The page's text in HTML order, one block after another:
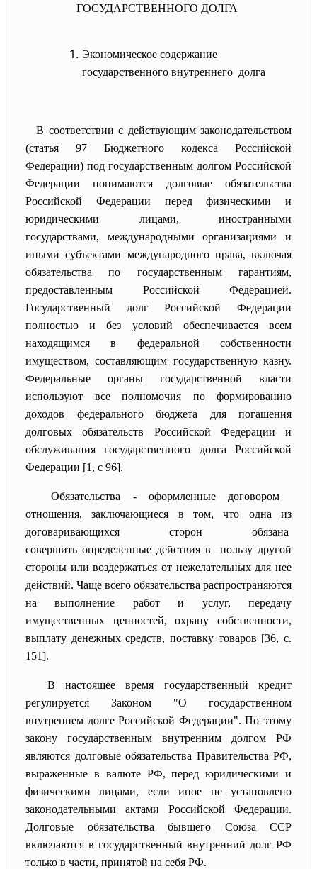
ГОСУДАРСТВЕННОГО ДОЛГА
Экономическое содержание
государственного внутреннего долга
В соответствии с действующим законодательством
(статья 97 Бюджетного кодекса Российской
Федерации) под государственным долгом Российской
Федерации понимаются долговые обязательства
Российской Федерации перед физическими и
юридическими лицами, иностранными
государствами, международными организациями и
иными субъектами международного права, включая
обязательства по государственным гарантиям,
предоставленным Российской Федерацией.
Государственный долг Российской Федерации
полностью и без условий обеспечивается всем
находящимся в федеральной собственности
имуществом, составляющим государственную казну.
Федеральные органы государственной власти
используют все полномочия по формированию
доходов федерального бюджета для погашения
долговых обязательств Российской Федерации и
обслуживания государственного долга Российской
Федерации [1, с 96].
Обязательства - оформленные договором
отношения, заключающиеся в том, что одна из
договаривающихся сторон обязана
совершить определенные действия в пользу другой
стороны или воздержаться от нежелательных для нее
действий. Чаще всего обязательства распространяются
на выполнение работ и услуг, передачу
имущественных ценностей, охрану собственности,
выплату денежных средств, поставку товаров [36, с.
151].
В настоящее время государственный кредит
регулируется Законом "О государственном
внутреннем долге Российской Федерации". По этому
закону государственным внутренним долгом РФ
являются долговые обязательства Правительства РФ,
выраженные в валюте РФ, перед юридическими и
физическими лицами, если иное не установлено
законодательными актами Российской Федерации.
Долговые обязательства бывшего Союза ССР
включаются в государственный внутренний долг РФ
только в части, принятой на себя РФ.